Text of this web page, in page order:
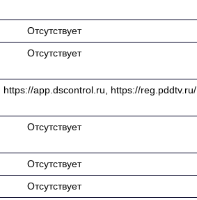
Отсутствует
Отсутствует
app.dscontrol.ru, https://reg.pddtv.ru/
Отсутствует
Отсутствует
Отсутствует